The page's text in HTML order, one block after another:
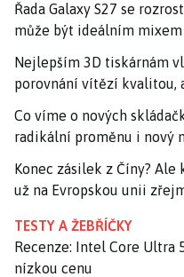
Řada Galaxy S27 se
může být ideálním
Nejlepším 3D tiskárnám
porovnání vítězí kvalitou,
Co víme o nových
radikální proměnu i nový
Konec zásilek z Číny? Ale
už na Evropskou unii
TESTY A ŽEBŘÍČKY
Recenze: Intel Core Ultra
nízkou cenu